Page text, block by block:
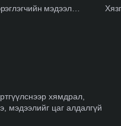
Хэрэглэгчийн мэдээлэл устгах
хямдрал,
мэдээлийг цаг алдалгүй